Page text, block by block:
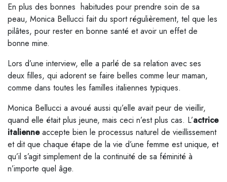
En plus des bonnes habitudes pour prendre soin de sa
peau, Monica Bellucci fait du sport régulièrement, tel que les
pilâtes, pour rester en bonne santé et avoir un effet de
bonne mine.
Lors d’une interview, elle a parlé de sa relation avec ses
deux filles, qui adorent se faire belles comme leur maman,
comme dans toutes les familles italiennes typiques.
Monica Bellucci a avoué aussi qu’elle avait peur de vieillir,
quand elle était plus jeune, mais ceci n’est plus cas. L’actrice
italienneaccepte bien le processus naturel de vieillissement
et dit que chaque étape de la vie d’une femme est unique, et
qu’il s’agit simplement de la continuité de sa féminité à
n’importe quel âge.